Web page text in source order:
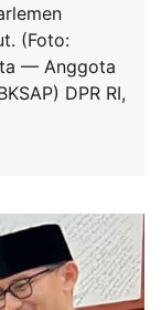
(Foto:
— Anggota
DPR RI,